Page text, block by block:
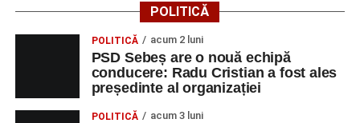
POLITICĂ
POLITICĂ acum 2 luni
PSD Sebeș are o nouă echipă
conducere: Radu Cristian a fost ales
președinte al organizației
POLITICĂ acum 3 luni